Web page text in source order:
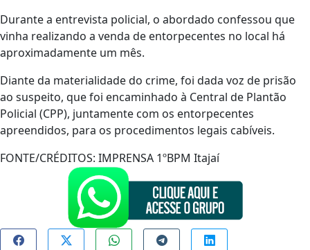
Durante a entrevista policial, o abordado confessou que
vinha realizando a venda de entorpecentes no local há
aproximadamente um mês.
Diante da materialidade do crime, foi dada voz de prisão
ao suspeito, que foi encaminhado à Central de Plantão
Policial (CPP), juntamente com os entorpecentes
apreendidos, para os procedimentos legais cabíveis.
FONTE/CRÉDITOS: IMPRENSA 1ºBPM Itajaí